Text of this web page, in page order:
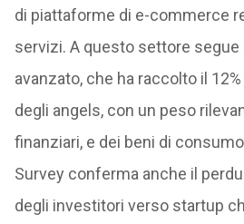
di piattaforme di e-commerce
servizi. A questo settore
avanzato, che ha raccolto il
degli angels, con un peso
finanziari, e dei beni di
Survey conferma anche il
degli investitori verso startup